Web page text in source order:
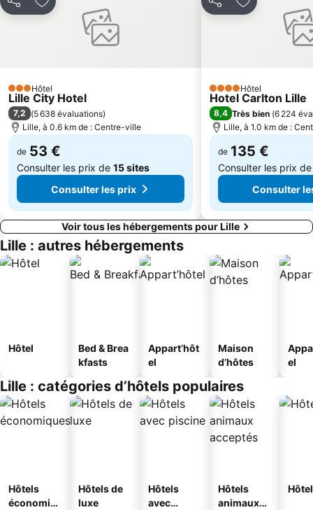
La Vieille Bourse
Parc du Lac du Héron
Parc de Loisirs les Prés du Hem
Chambre de Commerce et d'Industrie
Hippodrome Serge Charles
Kortrijk 1302 one day seven centuries
Hippodroom Waregem
PartagerAjouter à mes favoris
3 Étoiles
Hôtel
Lille City Hotel
7,2 (5 638 évaluations)
Lille, à 0.6 km de : Centre-ville
de 53 €
Consulter les prix de 15 sites
Consulter les prix
PartagerAjouter à
4 ÉtoilesHôtel
Hotel Carlton Lille
8,4 Très bien (6 224
Lille, à 1.0 km de :
de 135 €
Consulter les prix
Consulter
Voir tous les hébergements pour Lille
Lille : autres hébergements
Hôtel
Bed & Brea
kfasts
Appart’hôt
el
Maison
d’hôtes
el
Lille : catégories d’hôtels populaires
Hôtels
économiq
Hôtels de
luxe
Hôtels
avec
Hôtels
animaux